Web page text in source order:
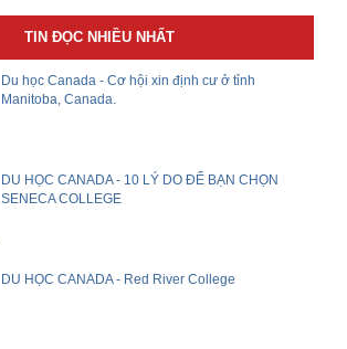
TIN ĐỌC NHIỀU NHẤT
Du học Canada - Cơ hội xin định cư ở tỉnh
Manitoba, Canada.
DU HỌC CANADA - 10 LÝ DO ĐỂ BẠN CHỌN
SENECA COLLEGE
DU HỌC CANADA - Red River College